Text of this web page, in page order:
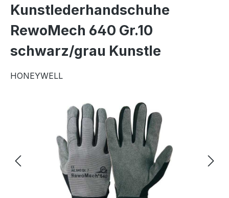
Kunstlederhandschuhe
RewoMech 640 Gr.10
schwarz/grau Kunstle
HONEYWELL
Bildergalerie überspringen